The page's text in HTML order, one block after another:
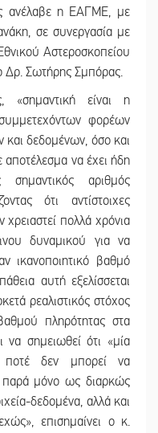
ανέλαβε η ΕΑΓΜΕ, με
σε συνεργασία με
Αστεροσκοπείου
Δρ. Σωτήρης Σμπόρας.
είναι η
φορέων
δεδομένων, όσο και
αποτέλεσμα να έχει ήδη
αριθμός
ότι αντίστοιχες
πολλά χρόνια
δυναμικού για να
ικανοποιητικό βαθμό
αυτή εξελίσσεται
ρεαλιστικός στόχος
πληρότητας στα
να σημειωθεί ότι «μία
δεν μπορεί να
παρά μόνο ως διαρκώς
δεδομένα, αλλά και
επισημαίνει ο κ.